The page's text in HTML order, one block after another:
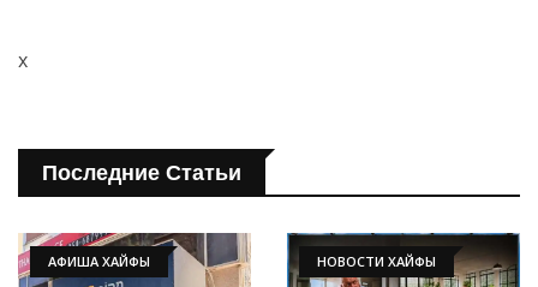
x
Последние Статьи
АФИША ХАЙФЫ НОВОСТИ ХАЙФЫ